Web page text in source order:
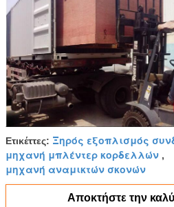
Ετικέττες: Ξηρός εξοπλισμός
μηχανή μπλέντερ κορδελλών ,
μηχανή αναμικτών σκονών
Αποκτήστε την